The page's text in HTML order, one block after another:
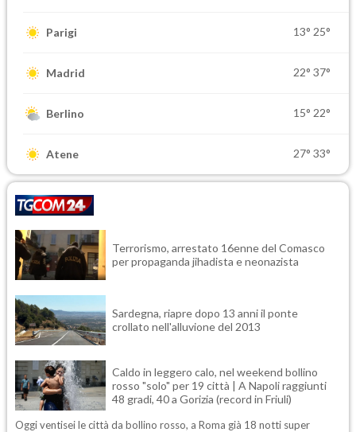
Parigi 13° 25°
Madrid 22° 37°
Berlino 15° 22°
Atene 27° 33°
Terrorismo, arrestato 16enne del Comasco
per propaganda jihadista e neonazista
Sardegna, riapre dopo 13 anni il ponte
crollato nell'alluvione del 2013
Caldo in leggero calo, nel weekend bollino
rosso "solo" per 19 città | A Napoli raggiunti
48 gradi, 40 a Gorizia (record in Friuli)
Oggi ventisei le città da bollino rosso, a Roma già 18 notti super